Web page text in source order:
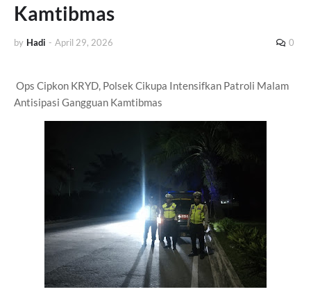
Kamtibmas
by Hadi - April 29, 2026 0
Ops Cipkon KRYD, Polsek Cikupa Intensifkan Patroli Malam
Antisipasi Gangguan Kamtibmas